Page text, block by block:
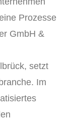
Prozesse
GmbH &
setzt
Im